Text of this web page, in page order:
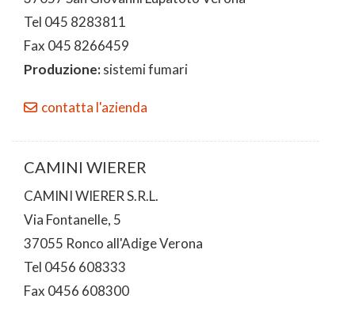
Tel 045 8283811
Fax 045 8266459
Produzione:sistemi fumari
contatta l'azienda
CAMINI WIERER
CAMINI WIERER S.R.L.
Via Fontanelle, 5
37055 Ronco all'Adige Verona
Tel 0456 608333
Fax 0456 608300